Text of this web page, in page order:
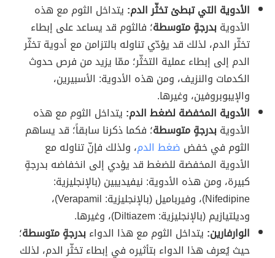
الأدوية التي تبطئ تخثّر الدم: يتداخل الثوم مع هذه
الأدويةبدرجةٍ متوسطة؛ فالثوم قد يساعد على إبطاء
تخثّر الدم، لذلك قد يؤدّي تناوله بالتزامن مع أدوية تخثّر
الدم إلى إبطاء عملية التخثّر؛ ممّا يزيد من فرص حدوث
الكدمات والنزيف، ومن هذه الأدوية: الأسبيرين،
والإيبوبروفين، وغيرها.
الأدوية المخفضة لضغط الدم: يتداخل الثوم مع هذه
الأدويةبدرجةٍ متوسطة؛ فكما ذكرنا سابقاً؛ قد يساهم
الثوم في خفض ضغط الدم، ولذلك فإنّ تناوله مع
الأدوية المخفضة للضغط قد يؤدي إلى انخفاضه بدرجةٍ
كبيرة، ومن هذه الأدوية: نيفيديبين (بالإنجليزية:
Nifedipine)، وفيرباميل (بالإنجليزية: Verapamil)‏،
وديلتيازيم (بالإنجليزية: Diltiazem)‏، وغيرها.
الوارفارين: يتداخل الثوم مع هذا الدواءبدرجةٍ متوسطة؛
حيث يُعرف هذا الدواء بتأثيره في إبطاء تخثّر الدم، لذلك